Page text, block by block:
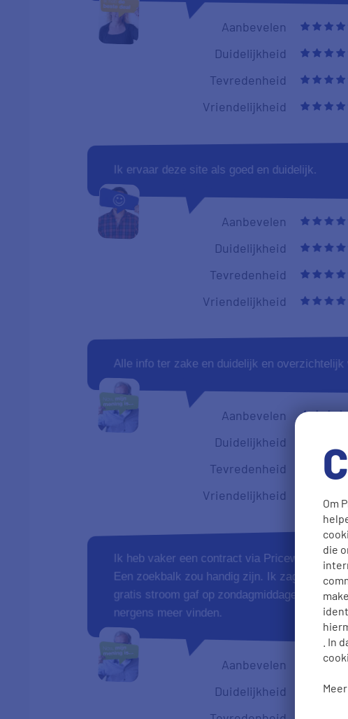
Om
die
. In
Aanbevelen
Duidelijkheid
Tevredenheid
Vriendelijkheid
Ik ervaar deze site als goed en duidelijk.
Aanbevelen
Duidelijkheid
Tevredenheid
Vriendelijkheid
Alle info ter zake en duidelijk en overzichtelijk
Aanbevelen
Duidelijkheid
Tevredenheid
Vriendelijkheid
Ik heb vaker een contract via Pricewise
Een zoekbalk zou handig zijn. Ik zag een
gratis stroom gaf op zondagmiddagen in de
nergens meer vinden.
Aanbevelen
Duidelijkheid